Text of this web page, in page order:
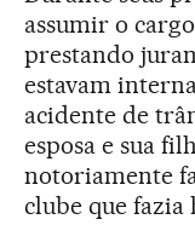
assumir o
prestando
estavam
acidente de
esposa e sua
notoriamente
clube que fazia